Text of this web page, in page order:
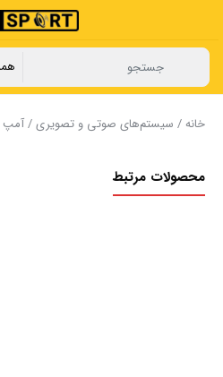
خانه/ سیستم‌های صوتی و تصویری/آمپ
محصولات مرتبط